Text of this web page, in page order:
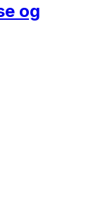
og